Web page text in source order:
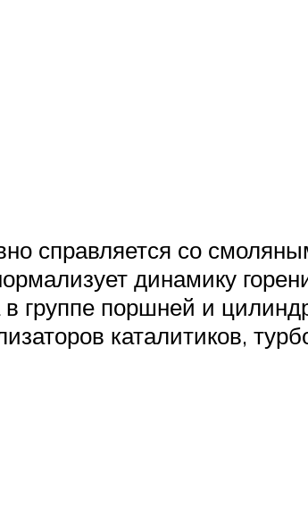
со
динамику
группе поршней и
каталитиков,